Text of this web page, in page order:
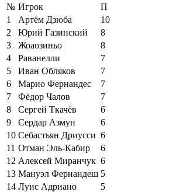
№ Игрок
П
1
Артём Дзюба
10
2
Юрий Газинский
8
3
Жоаозиньо
8
4
Раванелли
7
5
Иван Обляков
7
6
Марио Фернандес
7
7
Фёдор Чалов
7
8
Сергей Ткачёв
6
9
Сердар Азмун
6
10 Себастьян Дриусси 6
11 Отман Эль-Кабир
6
12 Алексей Миранчук 6
13 Мануэл Фернандеш 5
14 Луис Адриано
5